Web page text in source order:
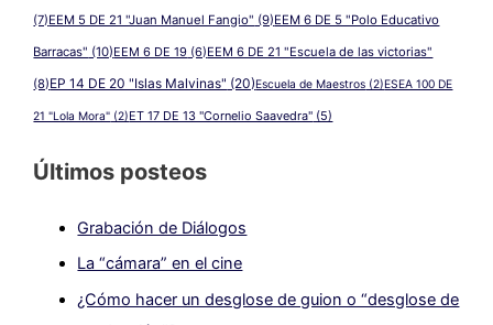
(7)EEM 5 DE 21 "Juan Manuel Fangio" (9)EEM 6 DE 5 "Polo Educativo
Barracas" (10)EEM 6 DE 19 (6)EEM 6 DE 21 "Escuela de las victorias"
(8)EP 14 DE 20 "Islas Malvinas" (20)Escuela de Maestros (2)ESEA 100 DE
21 "Lola Mora" (2)ET 17 DE 13 "Cornelio Saavedra" (5)
Últimos posteos
Grabación de Diálogos
La “cámara” en el cine
¿Cómo hacer un desglose de guion o “desglose de